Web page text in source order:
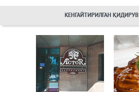
КЕНГАЙТИРИЛГАН ҚИДИРУВ